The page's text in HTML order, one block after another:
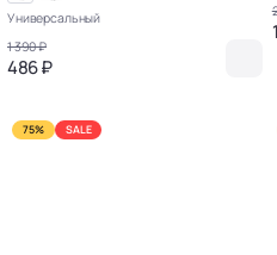
Универсальный
1 390 ₽
486 ₽
75% SALE